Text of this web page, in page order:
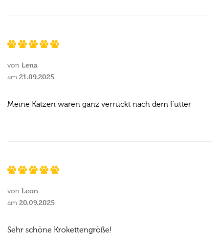
von Lena
am 21.09.2025
Meine Katzen waren ganz verrückt nach dem Futter
von Leon
am 20.09.2025
Sehr schöne Krokettengröße!